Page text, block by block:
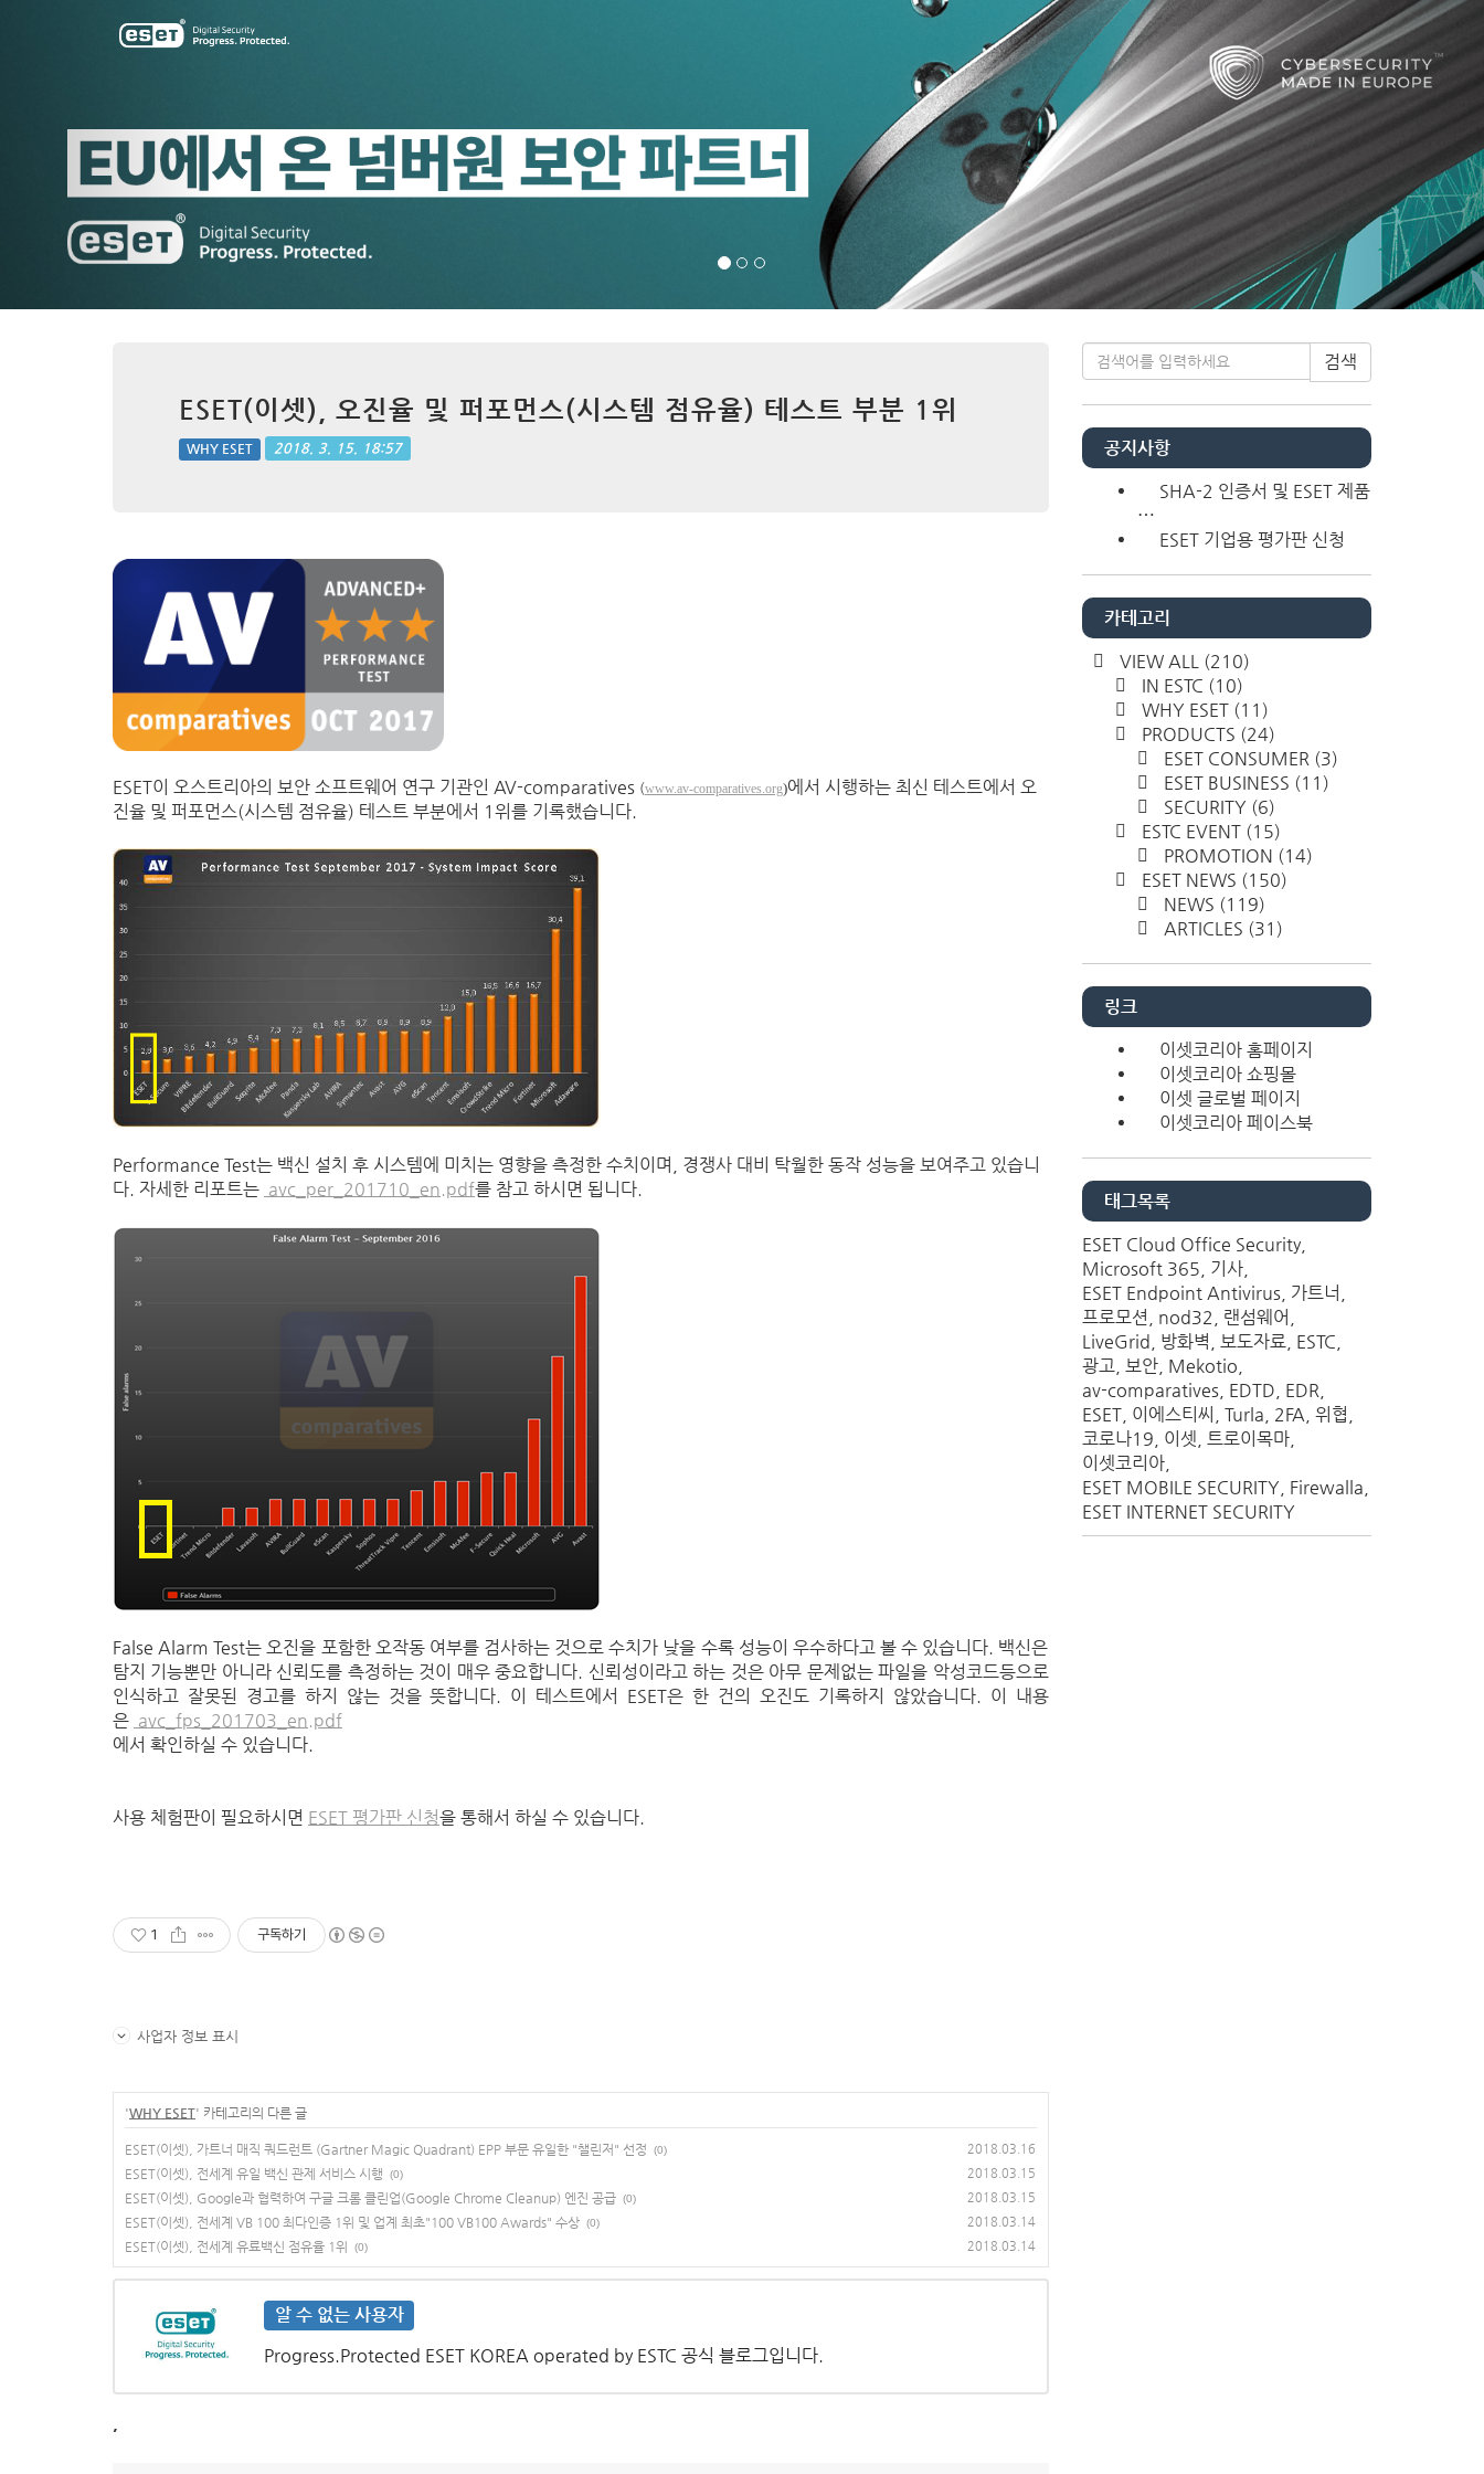
Previous Next
ESET(이셋), 오진율 및 퍼포먼스(시스템 점유율) 테스트 부분 1위
WHY ESET 2018. 3. 15. 18:57
ESET이 오스트리아의 보안 소프트웨어 연구 기관인 AV-comparatives (www.av-comparatives.org)에서 시행하는 최신 테스트에서 오
진율 및 퍼포먼스(시스템 점유율) 테스트 부분에서 1위를 기록했습니다.
Performance Test는 백신 설치 후 시스템에 미치는 영향을 측정한 수치이며, 경쟁사 대비 탁월한 동작 성능을 보여주고 있습니
다. 자세한 리포트는 avc_per_201710_en.pdf를 참고 하시면 됩니다.
False Alarm Test는 오진을 포함한 오작동 여부를 검사하는 것으로 수치가 낮을 수록 성능이 우수하다고 볼 수 있습니다. 백신은
탐지 기능뿐만 아니라 신뢰도를 측정하는 것이 매우 중요합니다. 신뢰성이라고 하는 것은 아무 문제없는 파일을 악성코드등으로
인식하고 잘못된 경고를 하지 않는 것을 뜻합니다. 이 테스트에서 ESET은 한 건의 오진도 기록하지 않았습니다. 이 내용
은 avc_fps_201703_en.pdf
에서 확인하실 수 있습니다.
사용 체험판이 필요하시면 ESET 평가판 신청을 통해서 하실 수 있습니다.
1 구독하기
사업자 정보 표시
'WHY ESET' 카테고리의 다른 글
ESET(이셋), 가트너 매직 쿼드런트 (Gartner Magic Quadrant) EPP 부문 유일한 "챌린저" 선정 (0) 2018.03.16
ESET(이셋), 전세계 유일 백신 관제 서비스 시행 (0) 2018.03.15
ESET(이셋), Google과 협력하여 구글 크롬 클린업(Google Chrome Cleanup) 엔진 공급 (0) 2018.03.15
ESET(이셋), 전세계 VB 100 최다인증 1위 및 업계 최초"100 VB100 Awards" 수상 (0) 2018.03.14
ESET(이셋), 전세계 유료백신 점유율 1위 (0) 2018.03.14
알 수 없는 사용자
Progress.Protected ESET KOREA operated by ESTC 공식 블로그입니다.
검색
공지사항
SHA-2 인증서 및 ESET 제품
⋯
ESET 기업용 평가판 신청
카테고리
VIEW ALL (210)
IN ESTC (10)
WHY ESET (11)
PRODUCTS (24)
ESET CONSUMER (3)
ESET BUSINESS (11)
SECURITY (6)
ESTC EVENT (15)
PROMOTION (14)
ESET NEWS (150)
NEWS (119)
ARTICLES (31)
링크
이셋코리아 홈페이지
이셋코리아 쇼핑몰
이셋 글로벌 페이지
이셋코리아 페이스북
태그목록
ESET Cloud Office Security
Microsoft 365 기사
ESET Endpoint Antivirus 가트너
프로모션
nod32
랜섬웨어
LiveGrid 방화벽 보도자료 ESTC
광고 보안 Mekotio
av-comparatives EDTD EDR
ESET 이에스티씨 Turla 2FA 위협
코로나19 이셋 트로이목마
이셋코리아
ESET MOBILE SECURITY Firewalla
ESET INTERNET SECURITY
티스토리툴바